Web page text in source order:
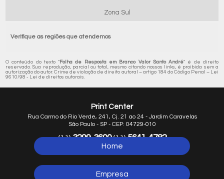
Zona Sul
Verifique as regiões que atendemos
O conteúdo do texto " Folha de Resposta em Branco Valor Santo André" é de direito
reservado. Sua reprodução, parcial ou total, mesmo citando nossos links, é proibida sem a
autorização do autor. Crime de violação de direito autoral – artigo 184 do Código Penal – Lei
9610/98 - Lei de direitos autorais.
Print Center
Rua Carmo do Rio Verde, 241, Cj. 21 ao 24 - Jardim Caravelas
São Paulo - SP - CEP: 04729-010
(11)3299-3600(11)5641-4782
5641-1254
Home
Empresa